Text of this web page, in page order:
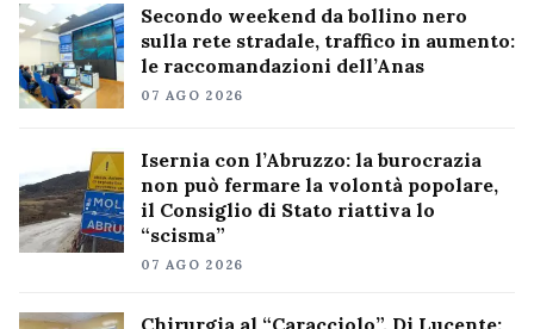
Secondo weekend da bollino nero
sulla rete stradale, traffico in aumento:
le raccomandazioni dell’Anas
07 AGO 2026
Isernia con l’Abruzzo: la burocrazia
non può fermare la volontà popolare,
il Consiglio di Stato riattiva lo
“scisma”
07 AGO 2026
Chirurgia al “Caracciolo”, Di Lucente: